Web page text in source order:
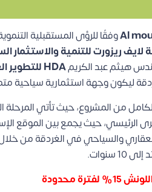
وفقًا للرؤى المستقبلية
لايف ريزورت للتنمية والاستثمار
هيثم عبد الكريمHDA للتطوير العقاري
من المشروع، حيث تأتي المرحلة
الرئيسي، حيث يجمع بين الموقع
والسياحي في الغردقة من
محدودة